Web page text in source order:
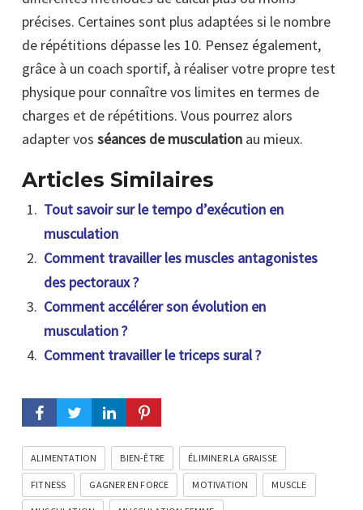
précises. Certaines sont plus adaptées si le nombre
de répétitions dépasse les 10. Pensez également,
grâce à un coach sportif, à réaliser votre propre test
physique pour connaître vos limites en termes de
charges et de répétitions. Vous pourrez alors
adapter vos séances de musculation au mieux.
Articles Similaires
Tout savoir sur le tempo d’exécution en
musculation
Comment travailler les muscles antagonistes
des pectoraux ?
Comment accélérer son évolution en
musculation ?
Comment travailler le triceps sural ?
ALIMENTATION BIEN-ÊTRE ÉLIMINER LA GRAISSE
FITNESS GAGNER EN FORCE MOTIVATION MUSCLE